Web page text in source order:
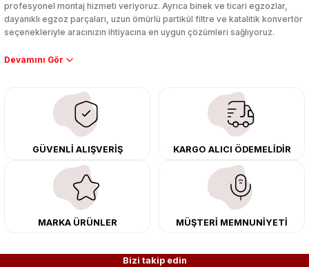
profesyonel montaj hizmeti veriyoruz. Ayrıca binek ve ticari egzozlar,
dayanıklı egzoz parçaları, uzun ömürlü partikül filtre ve katalitik konvertör
seçenekleriyle aracınızın ihtiyacına en uygun çözümleri sağlıyoruz.
Performans artışı isteyen sürücüler için özel performans egzozları ve
çıkma orijinal ürünler ile yenileyebilir, body kit uygulamalarıyla aracınızın
tasarımını ve aerodinamisini üst seviyeye taşıyabilirsiniz.
Tüm ürünlerimiz orijinal, dayanıklı ve uzun ömürlüdür. İstanbul’daki montaj
merkezimizde profesyonel montaj yapıyor, Türkiye’nin her yerine güvenli
kargo ile teslimat gerçekleştiriyoruz. Aracınıza değer katmak için doğru
adres: Egzoz Sepeti.
GÜVENLİ ALIŞVERİŞ KARGO ALICI ÖDEMELİDİR
MARKA ÜRÜNLER MÜŞTERİ MEMNUNİYETİ
Bizi takip edin